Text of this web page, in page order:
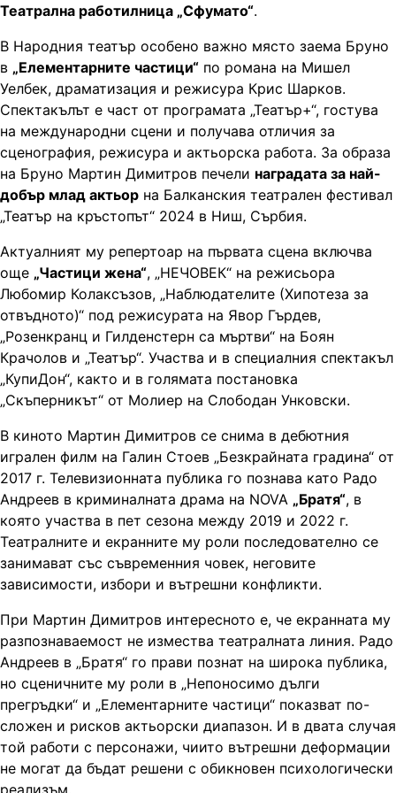
Театрална работилница „Сфумато“.
В Народния театър особено важно място заема Бруно
в „Елементарните частици“ по романа на Мишел
Уелбек, драматизация и режисура Крис Шарков.
Спектакълът е част от програмата „Театър+“, гостува
на международни сцени и получава отличия за
сценография, режисура и актьорска работа. За образа
на Бруно Мартин Димитров печели наградата за най-
добър млад актьор на Балканския театрален фестивал
„Театър на кръстопът“ 2024 в Ниш, Сърбия.
Актуалният му репертоар на първата сцена включва
още „Частици жена“, „НЕЧОВЕК“ на режисьора
Любомир Колаксъзов, „Наблюдателите (Хипотеза за
отвъдното)“ под режисурата на Явор Гърдев,
„Розенкранц и Гилденстерн са мъртви“ на Боян
Крачолов и „Театър“. Участва и в специалния спектакъл
„КупиДон“, както и в голямата постановка
„Скъперникът“ от Молиер на Слободан Унковски.
В киното Мартин Димитров се снима в дебютния
игрален филм на Галин Стоев „Безкрайната градина“ от
2017 г. Телевизионната публика го познава като Радо
Андреев в криминалната драма на NOVA „Братя“, в
която участва в пет сезона между 2019 и 2022 г.
Театралните и екранните му роли последователно се
занимават със съвременния човек, неговите
зависимости, избори и вътрешни конфликти.
При Мартин Димитров интересното е, че екранната му
разпознаваемост не измества театралната линия. Радо
Андреев в „Братя“ го прави познат на широка публика,
но сценичните му роли в „Непоносимо дълги
прегръдки“ и „Елементарните частици“ показват по-
сложен и рисков актьорски диапазон. И в двата случая
той работи с персонажи, чиито вътрешни деформации
не могат да бъдат решени с обикновен психологически